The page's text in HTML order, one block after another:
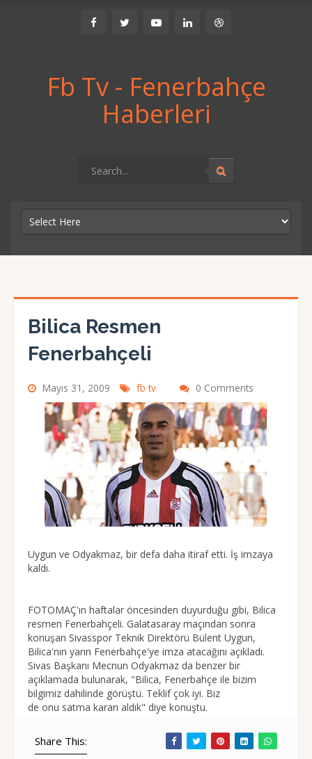
Fb Tv - Fenerbahçe
Haberleri
Bilica Resmen
Fenerbahçeli
Mayıs 31, 2009 fb tv 0 Comments
Uygun ve Odyakmaz, bir defa daha itiraf etti. İş imzaya
kaldı.
FOTOMAÇ'ın haftalar öncesinden duyurduğu gibi, Bilica
resmen Fenerbahçeli. Galatasaray maçından sonra
konuşan Sivasspor Teknik Direktörü Bülent Uygun,
Bilica'nın yarın Fenerbahçe'ye imza atacağını açıkladı.
Sivas Başkanı Mecnun Odyakmaz da benzer bir
açıklamada bulunarak, "Bilica, Fenerbahçe ile bizim
bilgimiz dahilinde görüştü. Teklif çok iyi. Biz
de onu satma kararı aldık" diye konuştu.
Share This: